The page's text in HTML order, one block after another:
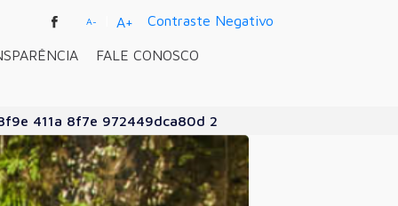
FALE CONOSCO
A- A+ Contraste Negativo
411a 8f7e 972449dca80d 2